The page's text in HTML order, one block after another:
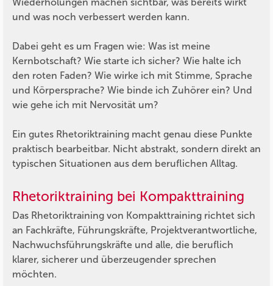
und was noch verbessert werden kann.
Dabei geht es um Fragen wie: Was ist meine
Kernbotschaft? Wie starte ich sicher? Wie halte ich
den roten Faden? Wie wirke ich mit Stimme, Sprache
und Körpersprache? Wie binde ich Zuhörer ein? Und
wie gehe ich mit Nervosität um?
Ein gutes Rhetoriktraining macht genau diese Punkte
praktisch bearbeitbar. Nicht abstrakt, sondern direkt an
typischen Situationen aus dem beruflichen Alltag.
Rhetoriktraining bei Kompakttraining
Das Rhetoriktraining von Kompakttraining richtet sich
an Fachkräfte, Führungskräfte, Projektverantwortliche,
Nachwuchsführungskräfte und alle, die beruflich
klarer, sicherer und überzeugender sprechen
möchten.